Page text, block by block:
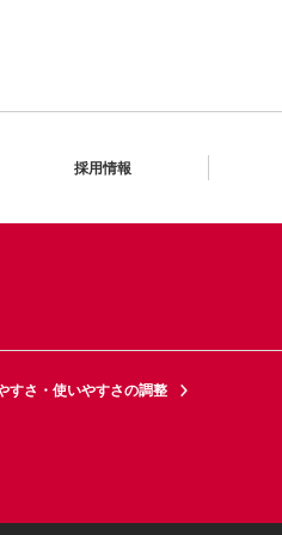
採用情報
すさ・使いやすさの調整